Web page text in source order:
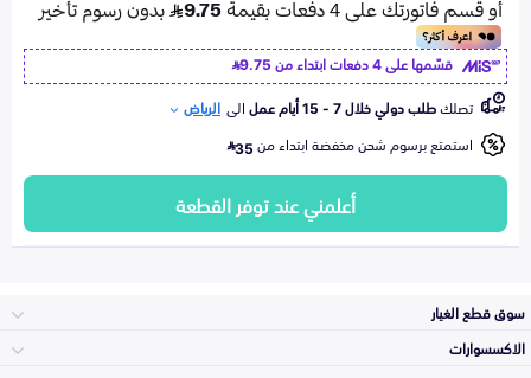
قسّمها على 4 دفعات ابتداء من
9.75
تصلكطلب دولي خلال 7 - 15 أيام عمل الى الرياض
استمتع برسوم شحن مخفضة ابتداء من35
أعلمني عند توفر القطعة
سوق قطع الغيار
الاكسسوارات